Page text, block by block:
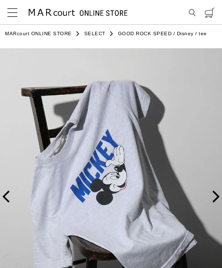
MARcourt ONLINE STORE SELECT GOOD ROCK SPEED / Disney / tee